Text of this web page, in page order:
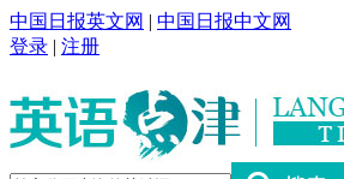
中国日报英文网 | 中国日报中文网
登录 | 注册